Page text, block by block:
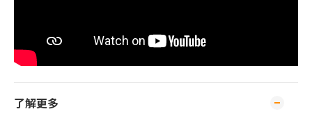
了解更多